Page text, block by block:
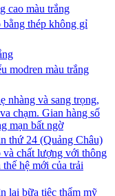
cao màu trắng
bằng thép không gỉ
modren màu trắng
nhàng và sang trọng,
chạm. Gian hàng số
mạn bất ngờ
thứ 24 (Quảng Châu)
và chất lượng với thông
hệ mới của trải
lại bữa tiệc thẩm mỹ